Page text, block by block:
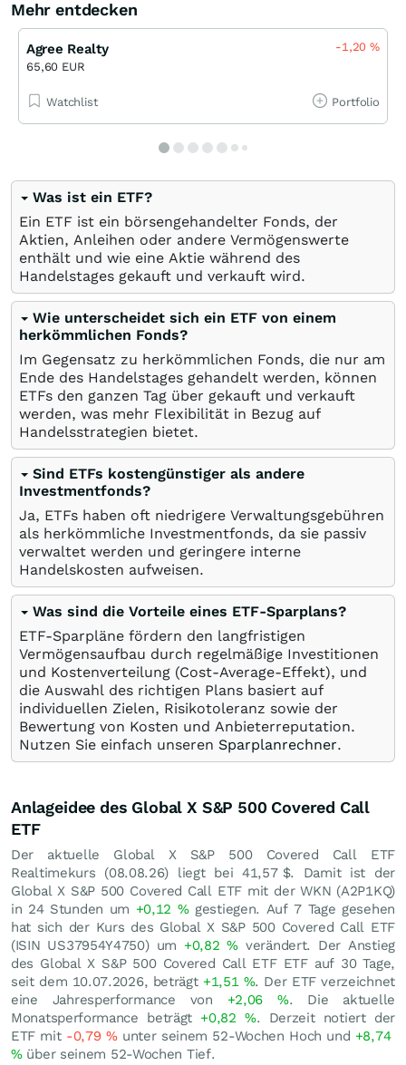
Mehr entdecken
Agree Realty
65,60 EUR
-1,20%
Watchlist Portfolio
Was ist ein ETF?
Ein ETF ist ein börsengehandelter Fonds, der
Aktien, Anleihen oder andere Vermögenswerte
enthält und wie eine Aktie während des
Handelstages gekauft und verkauft wird.
Wie unterscheidet sich ein ETF von einem
herkömmlichen Fonds?
Im Gegensatz zu herkömmlichen Fonds, die nur am
Ende des Handelstages gehandelt werden, können
ETFs den ganzen Tag über gekauft und verkauft
werden, was mehr Flexibilität in Bezug auf
Handelsstrategien bietet.
Sind ETFs kostengünstiger als andere
Investmentfonds?
Ja, ETFs haben oft niedrigere Verwaltungsgebühren
als herkömmliche Investmentfonds, da sie passiv
verwaltet werden und geringere interne
Handelskosten aufweisen.
Was sind die Vorteile eines ETF-Sparplans?
ETF-Sparpläne fördern den langfristigen
Vermögensaufbau durch regelmäßige Investitionen
und Kostenverteilung (Cost-Average-Effekt), und
die Auswahl des richtigen Plans basiert auf
individuellen Zielen, Risikotoleranz sowie der
Bewertung von Kosten und Anbieterreputation.
Nutzen Sie einfach unseren Sparplanrechner.
Anlageidee des Global X S&P 500 Covered Call
ETF
Der aktuelle Global X S&P 500 Covered Call ETF
Realtimekurs (08.08.26) liegt bei 41,57 $. Damit ist der
Global X S&P 500 Covered Call ETF mit der WKN (A2P1KQ)
in 24 Stunden um +0,12 %gestiegen. Auf 7 Tage gesehen
hat sich der Kurs des Global X S&P 500 Covered Call ETF
(ISIN US37954Y4750) um +0,82% verändert. Der Anstieg
des Global X S&P 500 Covered Call ETF ETF auf 30 Tage,
seit dem 10.07.2026, beträgt +1,51 %. Der ETF verzeichnet
eine Jahresperformance von +2,06%. Die aktuelle
Monatsperformance beträgt +0,82 %. Derzeit notiert der
ETF mit -0,79 %unter seinem 52-Wochen Hoch und +8,74
%über seinem 52-Wochen Tief.